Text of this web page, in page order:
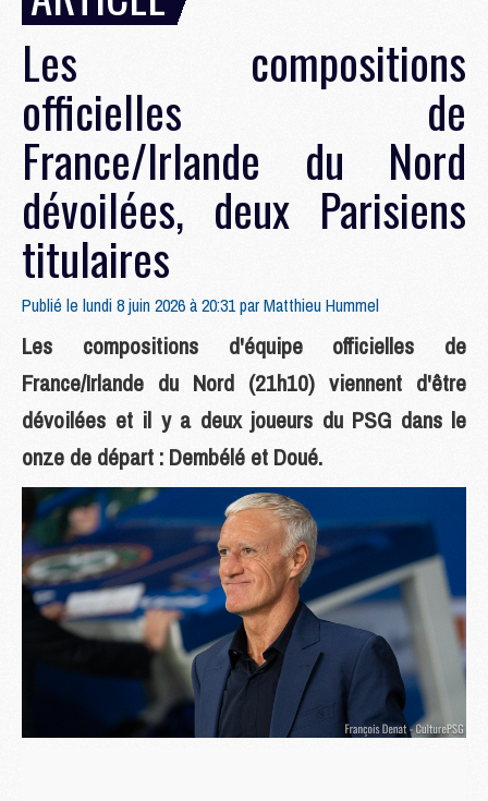
Les compositions
officielles de
France/Irlande du Nord
dévoilées, deux Parisiens
titulaires
Publié le lundi 8 juin 2026 à 20:31 parMatthieu Hummel
Les compositions d'équipe officielles de
France/Irlande du Nord (21h10) viennent d'être
dévoilées et il y a deux joueurs du PSG dans le
onze de départ : Dembélé et Doué.